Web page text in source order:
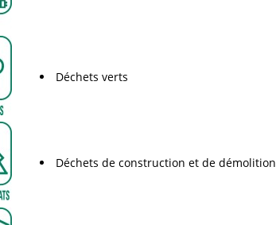
Déchets verts
Déchets de construction et de démolition